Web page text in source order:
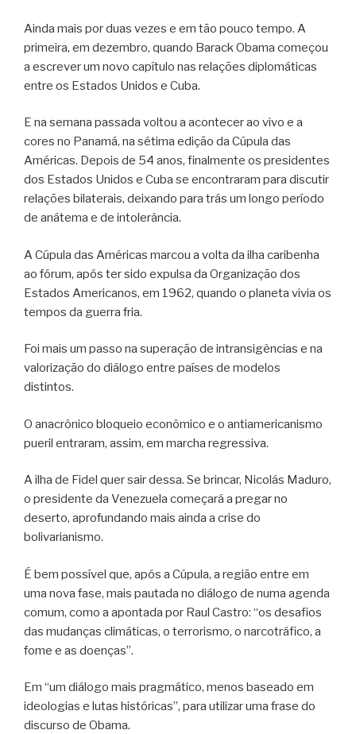
Ainda mais por duas vezes e em tão pouco tempo. A
primeira, em dezembro, quando Barack Obama começou
a escrever um novo capítulo nas relações diplomáticas
entre os Estados Unidos e Cuba.
E na semana passada voltou a acontecer ao vivo e a
cores no Panamá, na sétima edição da Cúpula das
Américas. Depois de 54 anos, finalmente os presidentes
dos Estados Unidos e Cuba se encontraram para discutir
relações bilaterais, deixando para trás um longo período
de anátema e de intolerância.
A Cúpula das Américas marcou a volta da ilha caribenha
ao fórum, após ter sido expulsa da Organização dos
Estados Americanos, em 1962, quando o planeta vivia os
tempos da guerra fria.
Foi mais um passo na superação de intransigências e na
valorização do diálogo entre países de modelos
distintos.
O anacrônico bloqueio econômico e o antiamericanismo
pueril entraram, assim, em marcha regressiva.
A ilha de Fidel quer sair dessa. Se brincar, Nicolás Maduro,
o presidente da Venezuela começará a pregar no
deserto, aprofundando mais ainda a crise do
bolivarianismo.
É bem possível que, após a Cúpula, a região entre em
uma nova fase, mais pautada no diálogo de numa agenda
comum, como a apontada por Raul Castro: “os desafios
das mudanças climáticas, o terrorismo, o narcotráfico, a
fome e as doenças”.
Em “um diálogo mais pragmático, menos baseado em
ideologias e lutas históricas”, para utilizar uma frase do
discurso de Obama.